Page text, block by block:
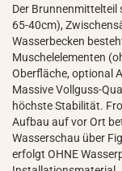
Der Brunnenmittelteil
65-40cm),
Wasserbecken
Muschelelementen
Oberfläche, optional
Massive Vollguss-
höchste Stabilität.
Aufbau auf vor Ort
Wasserschau über
erfolgt OHNE